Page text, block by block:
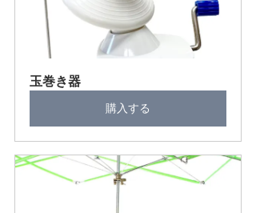
玉巻き器
購入する